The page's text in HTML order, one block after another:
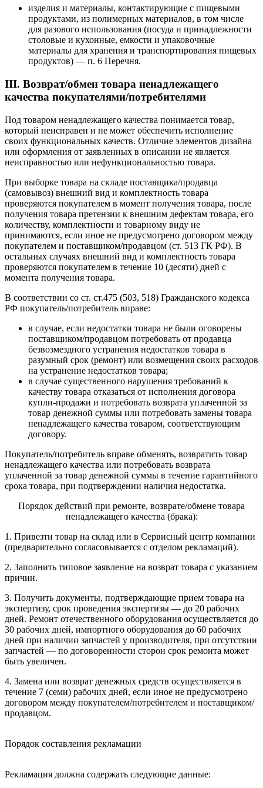
изделия и материалы, контактирующие с пищевыми
продуктами, из полимерных материалов, в том числе
для разового использования (посуда и принадлежности
столовые и кухонные, емкости и упаковочные
материалы для хранения и транспортирования пищевых
продуктов) — п. 6 Перечня.
III. Возврат/обмен товара ненадлежащего
качества покупателями/потребителями
Под товаром ненадлежащего качества понимается товар,
который неисправен и не может обеспечить исполнение
своих функциональных качеств. Отличие элементов дизайна
или оформления от заявленных в описании не является
неисправностью или нефункциональностью товара.
При выборке товара на складе поставщика/продавца
(самовывоз) внешний вид и комплектность товара
проверяются покупателем в момент получения товара, после
получения товара претензии к внешним дефектам товара, его
количеству, комплектности и товарному виду не
принимаются, если иное не предусмотрено договором между
покупателем и поставщиком/продавцом (ст. 513 ГК РФ). В
остальных случаях внешний вид и комплектность товара
проверяются покупателем в течение 10 (десяти) дней с
момента получения товара.
В соответствии со ст. ст.475 (503, 518) Гражданского кодекса
РФ покупатель/потребитель вправе:
в случае, если недостатки товара не были оговорены
поставщиком/продавцом потребовать от продавца
безвозмездного устранения недостатков товара в
разумный срок (ремонт) или возмещения своих расходов
на устранение недостатков товара;
в случае существенного нарушения требований к
качеству товара отказаться от исполнения договора
купли-продажи и потребовать возврата уплаченной за
товар денежной суммы или потребовать замены товара
ненадлежащего качества товаром, соответствующим
договору.
Покупатель/потребитель вправе обменять, возвратить товар
ненадлежащего качества или потребовать возврата
уплаченной за товар денежной суммы в течение гарантийного
срока товара, при подтверждении наличия недостатка.
Порядок действий при ремонте, возврате/обмене товара
ненадлежащего качества (брака):
1. Привезти товар на склад или в Сервисный центр компании
(предварительно согласовывается с отделом рекламаций).
2. Заполнить типовое заявление на возврат товара с указанием
причин.
3. Получить документы, подтверждающие прием товара на
экспертизу, срок проведения экспертизы — до 20 рабочих
дней. Ремонт отечественного оборудования осуществляется до
30 рабочих дней, импортного оборудования до 60 рабочих
дней при наличии запчастей у производителя, при отсутствии
запчастей — по договоренности сторон срок ремонта может
быть увеличен.
4. Замена или возврат денежных средств осуществляется в
течение 7 (семи) рабочих дней, если иное не предусмотрено
договором между покупателем/потребителем и поставщиком/
продавцом.
Порядок составления рекламации
Рекламация должна содержать следующие данные: